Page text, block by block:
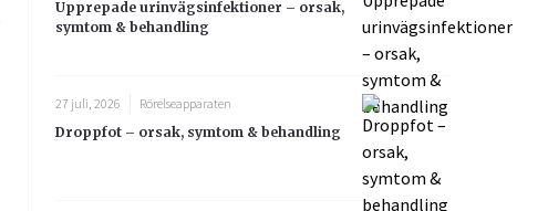
Upprepade urinvägsinfektioner – orsak,
symtom & behandling
27 juli, 2026
Rörelseapparaten
Droppfot – orsak, symtom & behandling